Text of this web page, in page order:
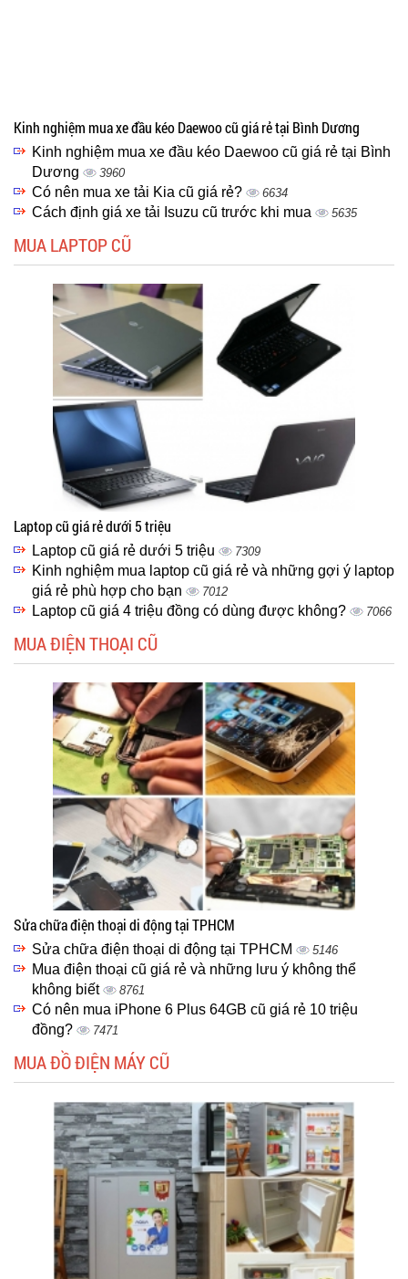
Kinh nghiệm mua xe đầu kéo Daewoo cũ giá rẻ tại Bình Dương
Kinh nghiệm mua xe đầu kéo Daewoo cũ giá rẻ tại Bình
Dương
3960
Có nên mua xe tải Kia cũ giá rẻ? 6634
Cách định giá xe tải Isuzu cũ trước khi mua 5635
MUA LAPTOP CŨ
Laptop cũ giá rẻ dưới 5 triệu
Laptop cũ giá rẻ dưới 5 triệu 7309
Kinh nghiệm mua laptop cũ giá rẻ và những gợi ý laptop
giá rẻ phù hợp cho bạn
7012
Laptop cũ giá 4 triệu đồng có dùng được không? 7066
MUA ĐIỆN THOẠI CŨ
Sửa chữa điện thoại di động tại TPHCM
Sửa chữa điện thoại di động tại TPHCM 5146
Mua điện thoại cũ giá rẻ và những lưu ý không thể
không biết
8761
Có nên mua iPhone 6 Plus 64GB cũ giá rẻ 10 triệu
đồng?
7471
MUA ĐỒ ĐIỆN MÁY CŨ